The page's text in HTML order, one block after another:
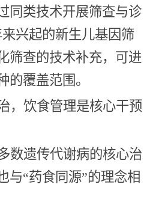
同类技术开展筛查与诊
兴起的新生儿基因筛
筛查的技术补充，可进
的覆盖范围。
，饮食管理是核心干预
数遗传代谢病的核心治
与“药食同源”的理念相